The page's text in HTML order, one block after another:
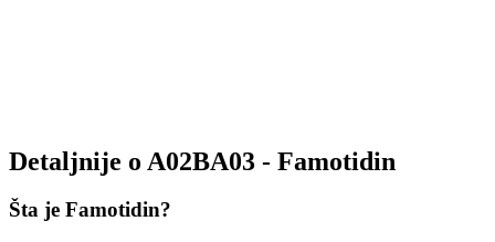
Detaljnije o A02BA03 - Famotidin
Šta je Famotidin?